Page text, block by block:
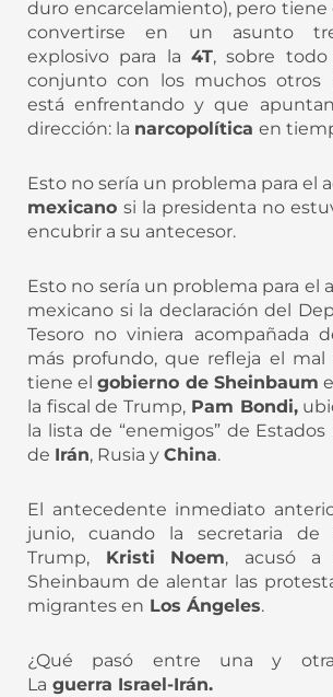
duro encarcelamiento), pero tiene
convertirse en un asunto
explosivo para la 4T, sobre
conjunto con los muchos otros
está enfrentando y que
dirección: la narcopolítica en
Esto no sería un problema para el
mexicano si la presidenta no
encubrir a su antecesor.
Esto no sería un problema para el
mexicano si la declaración del
Tesoro no viniera acompañada
más profundo, que refleja el
tiene elgobierno de Sheinbaum
la fiscal de Trump,Pam Bondi,
la lista de “enemigos” de
de Irán, Rusia y China.
El antecedente inmediato
junio, cuando la secretaria de
Trump, Kristi Noem, acusó a
Sheinbaum de alentar las
migrantes en Los Ángeles.
¿Qué pasó entre una y otra
La guerra Israel-Irán.